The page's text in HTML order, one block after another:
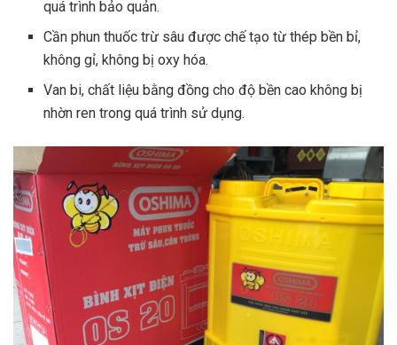
quá trình bảo quản.
Cần phun thuốc trừ sâu được chế tạo từ thép bền bỉ,
không gỉ, không bị oxy hóa.
Van bi, chất liệu bằng đồng cho độ bền cao không bị
nhờn ren trong quá trình sử dụng.